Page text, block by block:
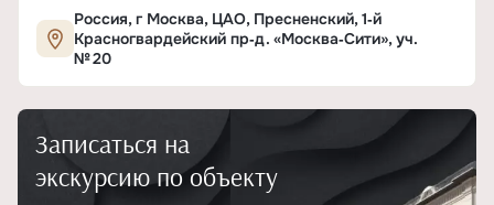
Россия, г Москва, ЦАО, Пресненский, 1‑й
Красногвардейский пр‑д. «Москва‑Сити», уч.
№ 20
Записаться на
экскурсию по объекту